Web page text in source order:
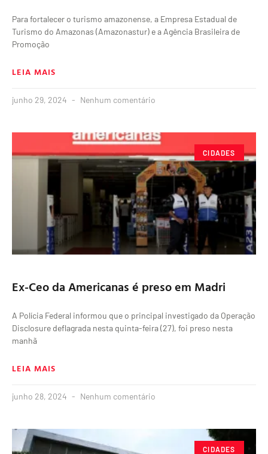
Para fortalecer o turismo amazonense, a Empresa Estadual de
Turismo do Amazonas (Amazonastur) e a Agência Brasileira de
Promoção
LEIA MAIS
junho 29, 2024 Nenhum comentário
CIDADES
Ex-Ceo da Americanas é preso em Madri
A Polícia Federal informou que o principal investigado da Operação
Disclosure deflagrada nesta quinta-feira (27), foi preso nesta
manhã
LEIA MAIS
junho 28, 2024 Nenhum comentário
CIDADES